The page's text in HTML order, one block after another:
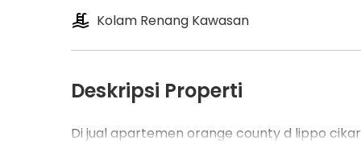
Kolam Renang Kawasan
Deskripsi Properti
Di jual apartemen orange county d lippo